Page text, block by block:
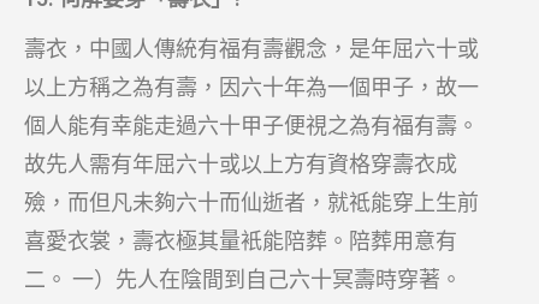
壽衣，中國人傳統有福有壽觀念，是年屈六十或
以上方稱之為有壽，因六十年為一個甲子，故一
個人能有幸能走過六十甲子便視之為有福有壽。
故先人需有年屈六十或以上方有資格穿壽衣成
殮，而但凡未夠六十而仙逝者，就祗能穿上生前
喜愛衣裳，壽衣極其量衹能陪葬。陪葬用意有
二。 一）先人在陰間到自己六十冥壽時穿著。